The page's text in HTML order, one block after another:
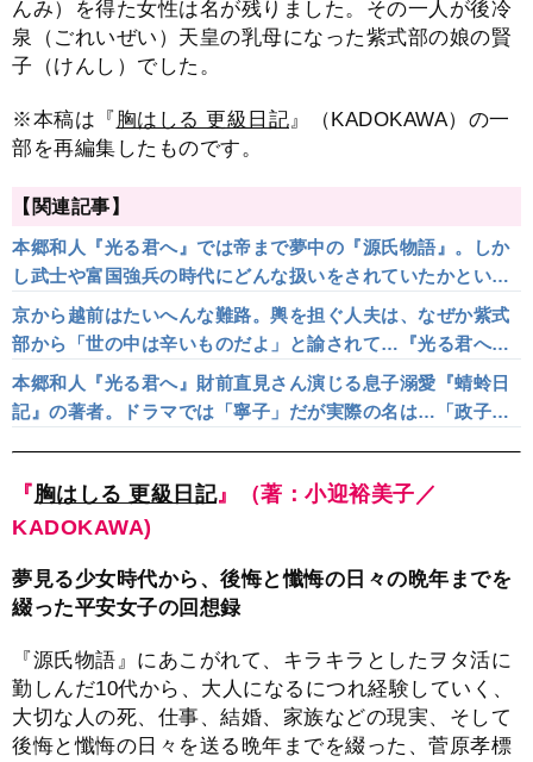
んみ）を得た女性は名が残りました。その一人が後冷
泉（ごれいぜい）天皇の乳母になった紫式部の娘の賢
子（けんし）でした。
※本稿は『 胸はしる 更級日記 』（KADOKAWA）の一
部を再編集したものです。
【関連記事】
本郷和人『光る君へ』では帝まで夢中の『源氏物語』。しか
し武士や富国強兵の時代にどんな扱いをされていたかという
と…
京から越前はたいへんな難路。輿を担ぐ人夫は、なぜか紫式
部から「世の中は辛いものだよ」と諭されて…『光る君へ』
為時の越前赴任エピソード
本郷和人『光る君へ』財前直見さん演じる息子溺愛『蜻蛉日
記』の著者。ドラマでは「寧子」だが実際の名は…「政子」
『胸はしる 更級日記』（著：小迎裕美子／
KADOKAWA)
夢見る少女時代から、後悔と懺悔の日々の晩年までを
綴った平安女子の回想録
『源氏物語』にあこがれて、キラキラとしたヲタ活に
勤しんだ10代から、大人になるにつれ経験していく、
大切な人の死、仕事、結婚、家族などの現実、そして
後悔と懺悔の日々を送る晩年までを綴った、菅原孝標